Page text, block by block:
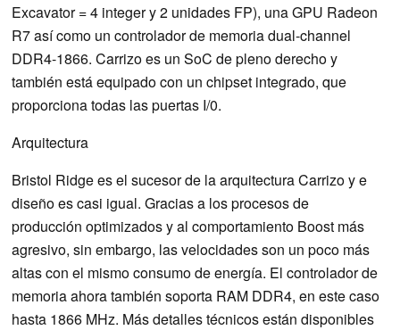
Excavator = 4 integer y 2 unidades FP), una GPU Radeon
R7 así como un controlador de memoria dual-channel
DDR4-1866. Carrizo es un SoC de pleno derecho y
también está equipado con un chipset integrado, que
proporciona todas las puertas I/0.
Arquitectura
Bristol Ridge es el sucesor de la arquitectura Carrizo y e
diseño es casi igual. Gracias a los procesos de
producción optimizados y al comportamiento Boost más
agresivo, sin embargo, las velocidades son un poco más
altas con el mismo consumo de energía. El controlador de
memoria ahora también soporta RAM DDR4, en este caso
hasta 1866 MHz. Más detalles técnicos están disponibles